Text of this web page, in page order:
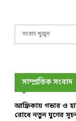
f
r
সাম্প্রতিক সংবাদ
আফ্রিকায় গন্ডার ও
রোধে নতুন যুগের